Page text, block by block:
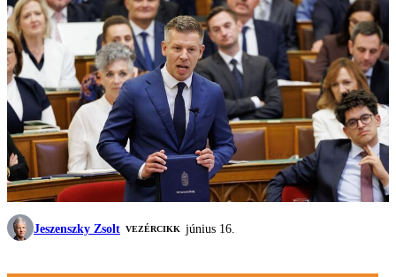
Jeszenszky Zsolt VEZÉRCIKK június 16.